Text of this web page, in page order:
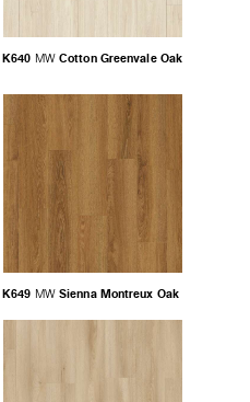
K640 MW Cotton Greenvale Oak
K649 MW Sienna Montreux Oak